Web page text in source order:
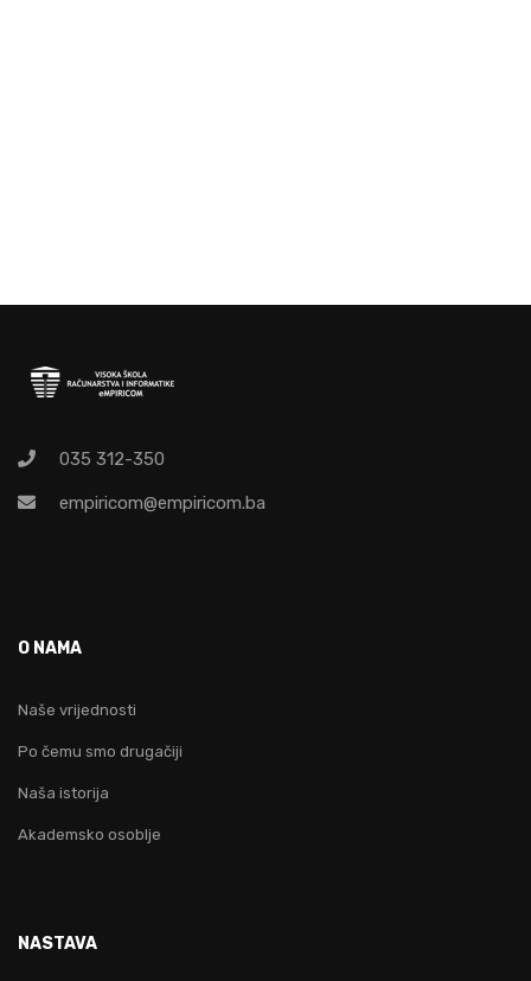
035 312-350
empiricom@empiricom.ba
O NAMA
Naše vrijednosti
Po čemu smo drugačiji
Naša istorija
Akademsko osoblje
NASTAVA